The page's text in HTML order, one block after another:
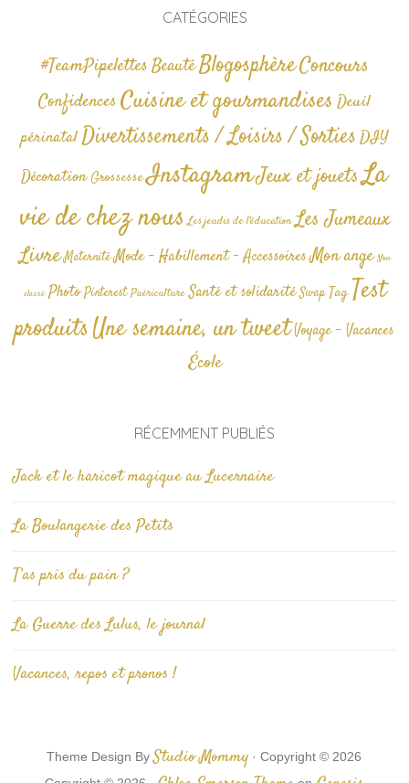
CATÉGORIES
#TeamPipelettesBeautéBlogosphèreConcours
Confidences Cuisine et gourmandises Deuil
périnatalDivertissements / Loisirs / SortiesDIY
Décoration GrossesseInstagramJeux et jouetsLa
vie de chez nous Les jeudis de l'éducation Les Jumeaux
Livre Maternité Mode - Habillement - AccessoiresMon ange Non
classé Photo Pinterest Puériculture Santé et solidarité Swap TagTest
produitsUne semaine, un tweetVoyage - Vacances
École
RÉCEMMENT PUBLIÉS
Jack et le haricot magique au Lucernaire
La Boulangerie des Petits
T’as pris du pain ?
La Guerre des Lulus, le journal
Vacances, repos et pronos !
Theme Design ByStudio Mommy · Copyright © 2026